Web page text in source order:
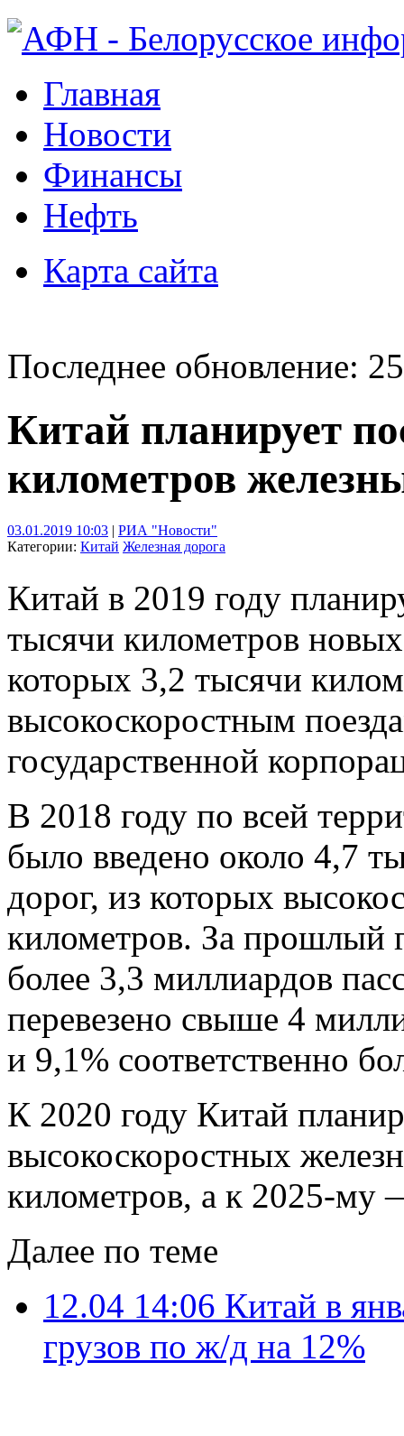
Главная
Новости
Финансы
Нефть
Карта сайта
Последнее обновление:
Китай планирует
километров
03.01.2019 10:03 | РИА "Новости"
Категории: Китай Железная дорога
Китай в 2019 году
тысячи километров
которых 3,2 тысячи
высокоскоростным
государственной
В 2018 году по всей
было введено около 4,7
дорог, из которых
километров. За прошлый
более 3,3 миллиардов
перевезено свыше 4
и 9,1% соответственно
К 2020 году Китай
высокоскоростных
километров, а к 2025-му
Далее по теме
12.04 14:06 Китай в
грузов по ж/д на 12%